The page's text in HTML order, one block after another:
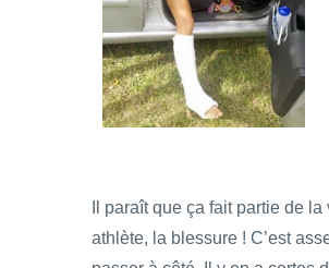
Il paraît que ça fait partie de
athlète, la blessure ! C’est